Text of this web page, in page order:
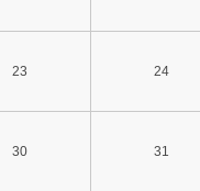
23 24
30 31